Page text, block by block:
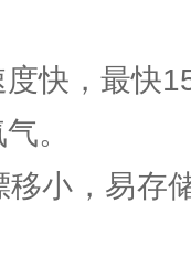
度快，最快
。
移小，易存